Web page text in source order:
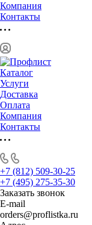
Компания
Контакты
Каталог
Услуги
Доставка
Оплата
Компания
Контакты
+7 (812) 509-30-25
+7 (495) 275-35-30
Заказать звонок
E-mail
orders@proflistka.ru